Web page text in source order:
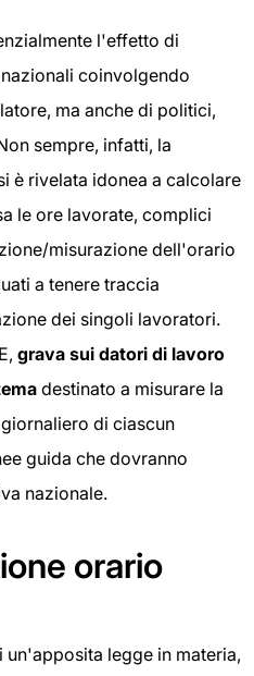
l'effetto di
coinvolgendo
ma anche di politici,
sempre, infatti, la
è rivelata idonea a calcolare
le ore lavorate, complici
misurazione dell'orario
a tenere traccia
dei singoli lavoratori.
grava sui datori di lavoro
destinato a misurare la
di ciascun
guida che dovranno
nazionale.
orario
legge in materia,